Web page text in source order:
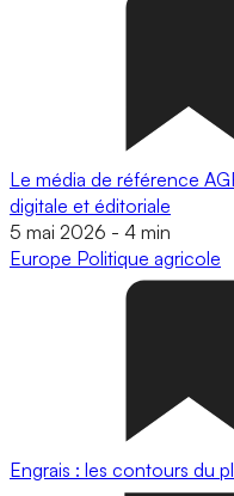
Le média de référence
digitale et éditoriale
5 mai 2026 - 4 min
Europe Politique agricole
Engrais : les contours du